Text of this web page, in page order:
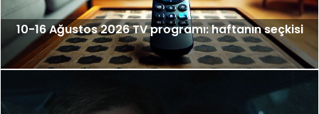
10-16 Ağustos 2026 TV programı: haftanın seçkisi